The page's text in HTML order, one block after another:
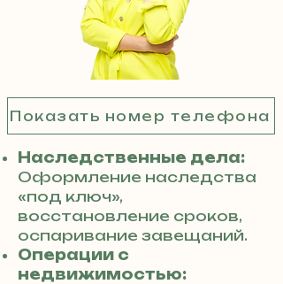
Показать номер телефона
Наследственные дела:
Оформление наследства
«под ключ»,
восстановление сроков,
оспаривание завещаний.
Операции с
недвижимостью: